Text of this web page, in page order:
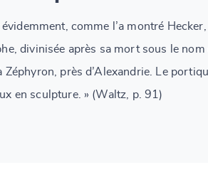
évidemment, comme l’a montré
divinisée après sa mort sous le
Zéphyron, près d’Alexandrie. Le
en sculpture. » (Waltz, p. 91)